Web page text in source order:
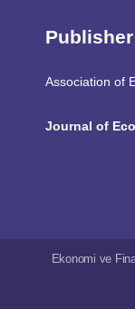
Publisher
Association of
Journal of
Ekonomi ve